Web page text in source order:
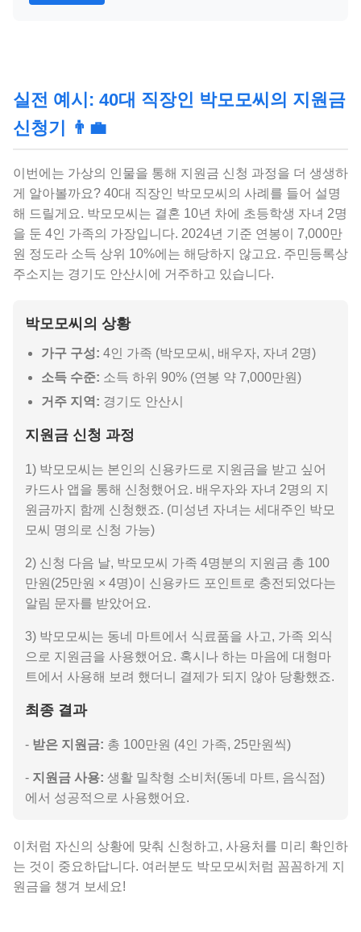
실전 예시: 40대 직장인 박모모씨의 지원금
신청기 👨‍💼
이번에는 가상의 인물을 통해 지원금 신청 과정을 더 생생하
게 알아볼까요? 40대 직장인 박모모씨의 사례를 들어 설명
해 드릴게요. 박모모씨는 결혼 10년 차에 초등학생 자녀 2명
을 둔 4인 가족의 가장입니다. 2024년 기준 연봉이 7,000만
원 정도라 소득 상위 10%에는 해당하지 않고요. 주민등록상
주소지는 경기도 안산시에 거주하고 있습니다.
박모모씨의 상황
가구 구성: 4인 가족 (박모모씨, 배우자, 자녀 2명)
소득 수준: 소득 하위 90% (연봉 약 7,000만원)
거주 지역: 경기도 안산시
지원금 신청 과정
1) 박모모씨는 본인의 신용카드로 지원금을 받고 싶어
카드사 앱을 통해 신청했어요. 배우자와 자녀 2명의 지
원금까지 함께 신청했죠. (미성년 자녀는 세대주인 박모
모씨 명의로 신청 가능)
2) 신청 다음 날, 박모모씨 가족 4명분의 지원금 총 100
만원(25만원 × 4명)이 신용카드 포인트로 충전되었다는
알림 문자를 받았어요.
3) 박모모씨는 동네 마트에서 식료품을 사고, 가족 외식
으로 지원금을 사용했어요. 혹시나 하는 마음에 대형마
트에서 사용해 보려 했더니 결제가 되지 않아 당황했죠.
최종 결과
- 받은 지원금: 총 100만원 (4인 가족, 25만원씩)
- 지원금 사용: 생활 밀착형 소비처(동네 마트, 음식점)
에서 성공적으로 사용했어요.
이처럼 자신의 상황에 맞춰 신청하고, 사용처를 미리 확인하
는 것이 중요하답니다. 여러분도 박모모씨처럼 꼼꼼하게 지
원금을 챙겨 보세요!